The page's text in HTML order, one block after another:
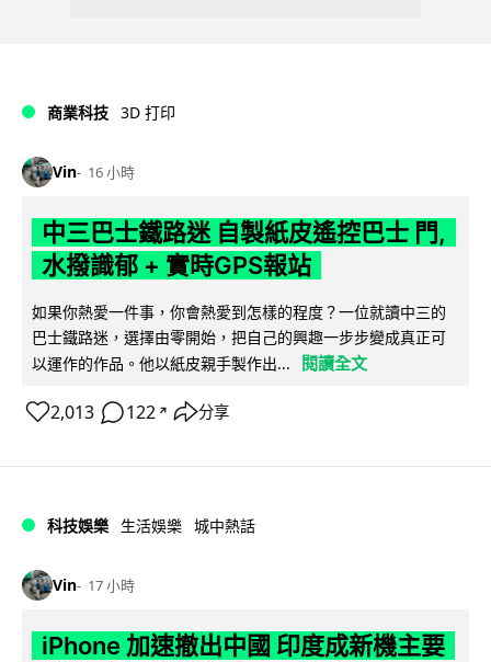
商業科技 3D 打印
Vin 16 小時
中三巴士鐵路迷 自製紙皮遙控巴士 門,
水撥識郁 + 實時GPS報站
如果你熱愛一件事，你會熱愛到怎樣的程度？一位就讀中三的
巴士鐵路迷，選擇由零開始，把自己的興趣一步步變成真正可
以運作的作品。他以紙皮親手製作出...
閱讀全文
2,013 122 ↗ 分享
科技娛樂 生活娛樂 城中熱話
Vin 17 小時
iPhone 加速撤出中國 印度成新機主要